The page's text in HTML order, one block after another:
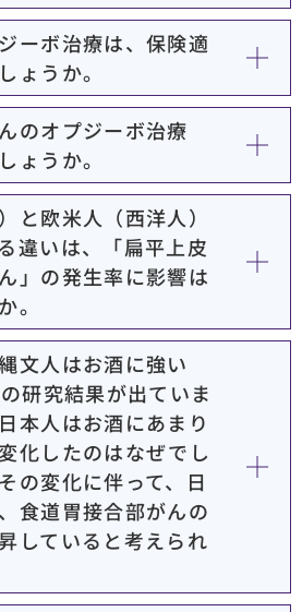
ーボ治療は、保険適
ょうか。
のオプジーボ治療
ょうか。
と欧米人（西洋人）
違いは、「扁平上皮
」の発生率に影響は
。
文人はお酒に強い
研究結果が出ていま
本人はお酒にあまり
化したのはなぜでし
の変化に伴って、日
食道胃接合部がんの
していると考えられ